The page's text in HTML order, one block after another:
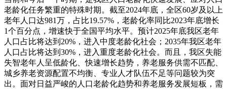
老龄化任务繁重的特殊时期。截至2024年底，全区60岁及以上
老年人口达981万，占比19.57%，老龄化率同比2023年底增长
1个百分点，增速快于全国平均水平。预计2025年底我区老年
人口占比将达到20%，进入中度老龄化社会；2035年我区老年
人口占比将达到30%，进入重度老龄化社会。而且，我区失能
失智老年人呈低龄化、快速增长趋势，养老服务供需不匹配、
城乡养老资源配置不均衡、专业人才队伍不足等问题较为突
出。面对日益严峻的人口老龄化趋势和养老服务发展短板，需